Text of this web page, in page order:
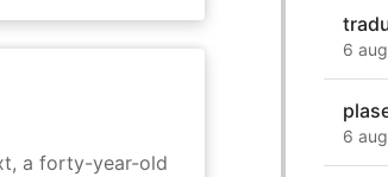
a forty-year-old
6
6